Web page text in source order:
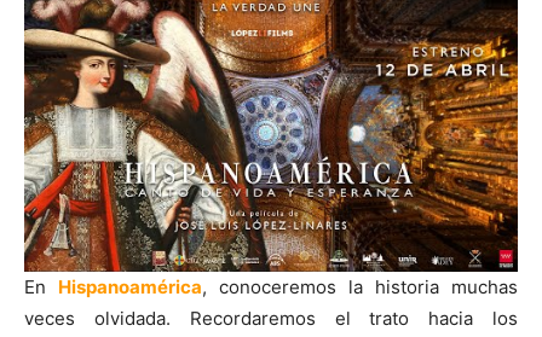
En Hispanoamérica, conoceremos la historia muchas
veces olvidada. Recordaremos el trato hacia los